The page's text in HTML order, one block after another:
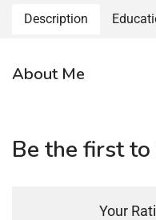
Description
About Me
Be the first to
Your